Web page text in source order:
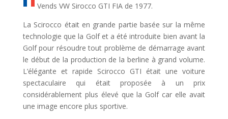
Vends VW Sirocco GTI FIA de 1977.
La Scirocco était en grande partie basée sur la même
technologie que la Golf et a été introduite bien avant la
Golf pour résoudre tout problème de démarrage avant
le début de la production de la berline à grand volume.
L’élégante et rapide Scirocco GTI était une voiture
spectaculaire qui était proposée à un prix
considérablement plus élevé que la Golf car elle avait
une image encore plus sportive.